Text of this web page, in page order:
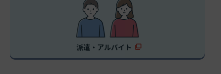
派遣・アルバイト